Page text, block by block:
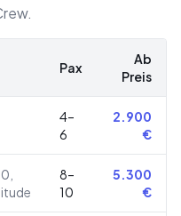
Pax
Ab
Preis
4–
6
2.900
€
8–
10
5.300
€